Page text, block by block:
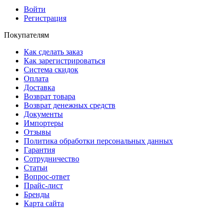
Войти
Регистрация
Покупателям
Как сделать заказ
Как зарегистрироваться
Система скидок
Оплата
Доставка
Возврат товара
Возврат денежных средств
Документы
Импортеры
Отзывы
Политика обработки персональных данных
Гарантия
Сотрудничество
Статьи
Вопрос-ответ
Прайс-лист
Бренды
Карта сайта